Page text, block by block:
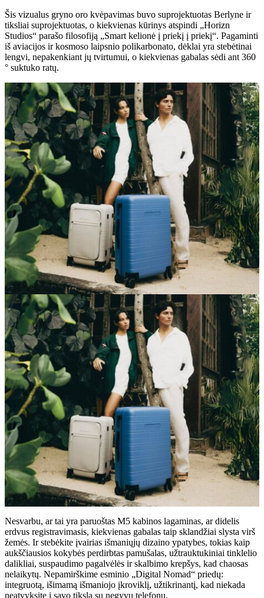
Šis vizualus gryno oro kvėpavimas buvo suprojektuotas Berlyne ir
tiksliai suprojektuotas, o kiekvienas kūrinys atspindi „Horizn
Studios“ parašo filosofiją „Smart kelionė į priekį į priekį“. Pagaminti
iš aviacijos ir kosmoso laipsnio polikarbonato, dėklai yra stebėtinai
lengvi, nepakenkiant jų tvirtumui, o kiekvienas gabalas sėdi ant 360
° suktuko ratų.
Nesvarbu, ar tai yra paruoštas M5 kabinos lagaminas, ar didelis
erdvus registravimasis, kiekvienas gabalas taip sklandžiai slysta virš
žemės. Ir stebėkite įvairias išmaniųjų dizaino ypatybes, tokias kaip
aukščiausios kokybės perdirbtas pamušalas, užtrauktukiniai tinklelio
dalikliai, suspaudimo pagalvėlės ir skalbimo krepšys, kad chaosas
nelaikytų. Nepamirškime esminio „Digital Nomad“ priedų:
integruotą, išimamą išmaniojo įkroviklį, užtikrinantį, kad niekada
neatvyksite į savo tikslą su negyvu telefonu.